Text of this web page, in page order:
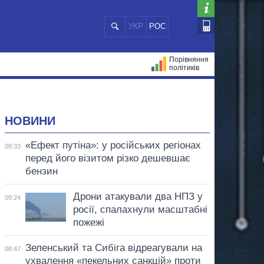
УКР РОС
Порівняння
політиків
НОВИНИ
09:33
«Ефект путіна»: у російських регіонах
перед його візитом різко дешевшає
бензин
09:24
Дрони атакували два НПЗ у
росії, спалахнули масштабні
пожежі
08:47
Зеленський та Сибіга відреагували на
ухвалення «пекельних санкцій» проти